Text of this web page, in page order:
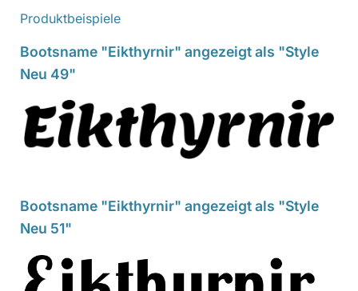
Produktbeispiele
Bootsname "Eikthyrnir" angezeigt als "Style
Neu 49"
Bootsname "Eikthyrnir" angezeigt als "Style
Neu 51"